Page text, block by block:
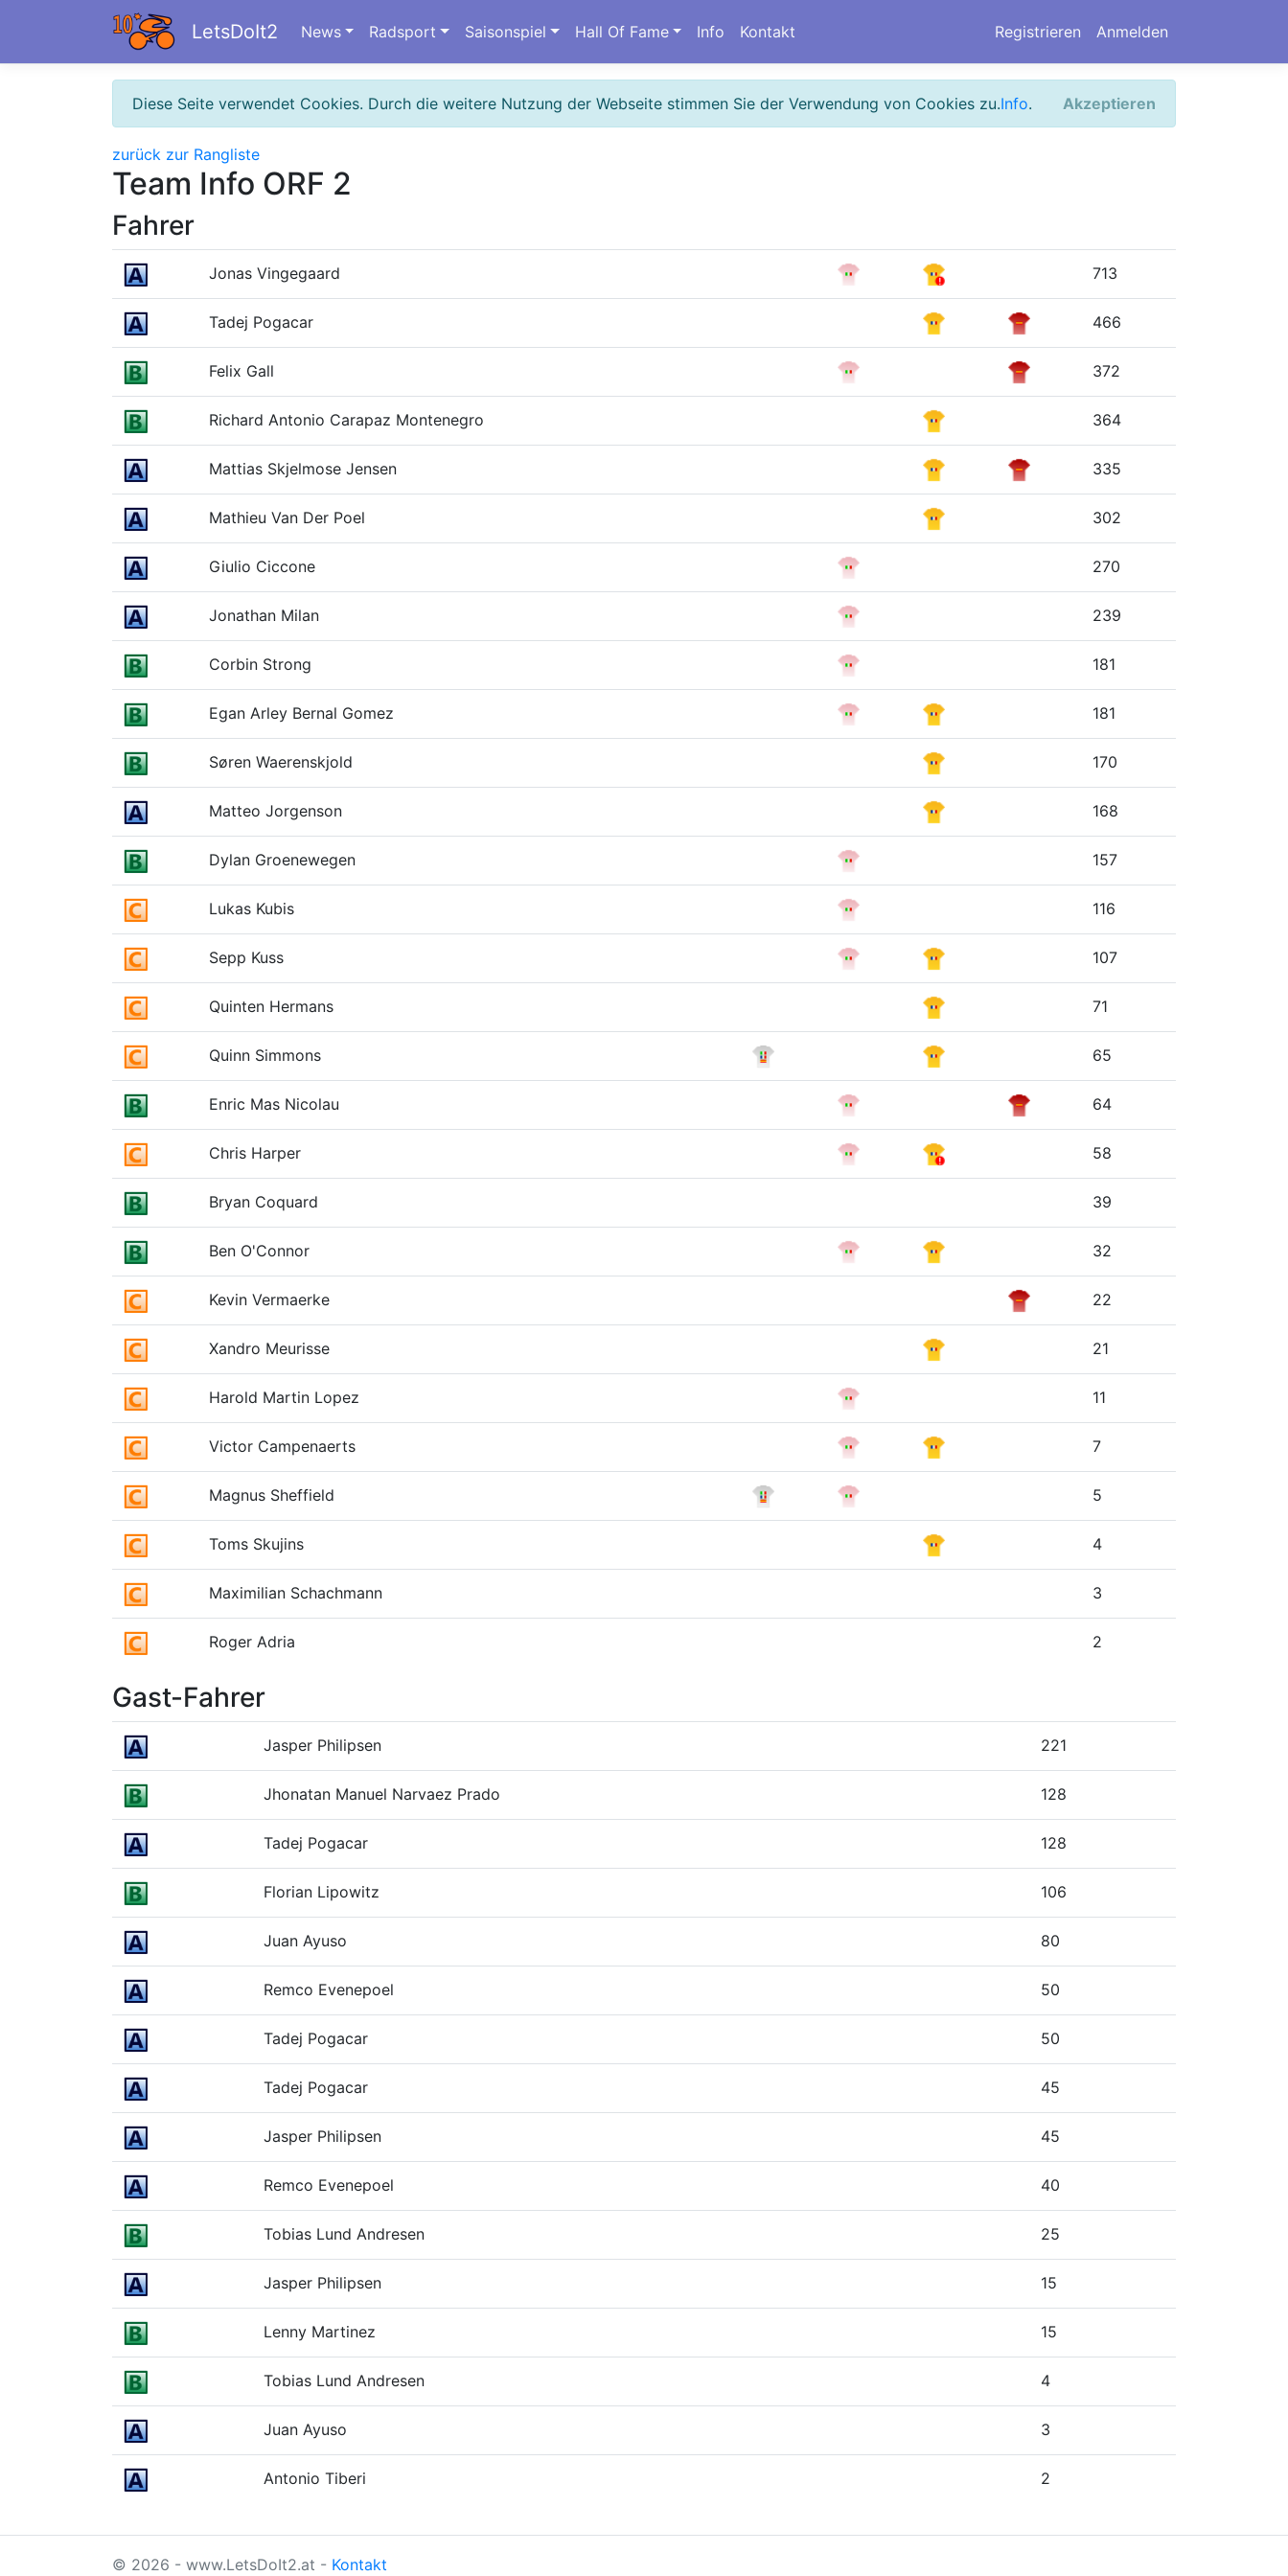
LetsDoIt2 Registrieren Anmelden
News Radsport Saisonspiel Hall Of Fame Info Kontakt
Diese Seite verwendet Cookies. Durch die weitere Nutzung der Webseite stimmen Sie der Verwendung von Cookies zu.Info. Akzeptieren
zurück zur Rangliste
Team Info ORF 2
Fahrer
Jonas Vingegaard 713
Tadej Pogacar 466
Felix Gall 372
Richard Antonio Carapaz Montenegro 364
Mattias Skjelmose Jensen 335
Mathieu Van Der Poel 302
Giulio Ciccone 270
Jonathan Milan 239
Corbin Strong 181
Egan Arley Bernal Gomez 181
Søren Waerenskjold 170
Matteo Jorgenson 168
Dylan Groenewegen 157
Lukas Kubis 116
Sepp Kuss 107
Quinten Hermans 71
Quinn Simmons 65
Enric Mas Nicolau 64
Chris Harper 58
Bryan Coquard 39
Ben O'Connor 32
Kevin Vermaerke 22
Xandro Meurisse 21
Harold Martin Lopez 11
Victor Campenaerts 7
Magnus Sheffield 5
Toms Skujins 4
Maximilian Schachmann 3
Roger Adria 2
Gast-Fahrer
Jasper Philipsen 221
Jhonatan Manuel Narvaez Prado 128
Tadej Pogacar 128
Florian Lipowitz 106
Juan Ayuso 80
Remco Evenepoel 50
Tadej Pogacar 50
Tadej Pogacar 45
Jasper Philipsen 45
Remco Evenepoel 40
Tobias Lund Andresen 25
Jasper Philipsen 15
Lenny Martinez 15
Tobias Lund Andresen 4
Juan Ayuso 3
Antonio Tiberi 2
© 2026 - www.LetsDoIt2.at - Kontakt